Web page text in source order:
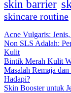
skin barrier
skincare routine
Acne Vulgaris:
Non SLS Adalah:
Kulit
Bintik Merah Kulit
Masalah Remaja
Hadapi?
Skin Booster untuk